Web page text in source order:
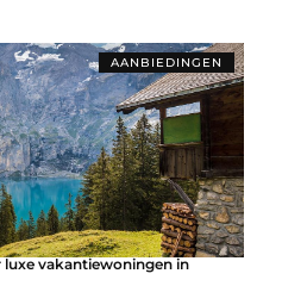
AANBIEDINGEN
luxe vakantiewoningen in